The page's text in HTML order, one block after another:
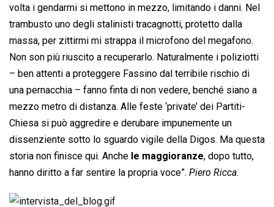
volta i gendarmi si mettono in mezzo, limitando i danni. Nel
trambusto uno degli stalinisti tracagnotti, protetto dalla
massa, per zittirmi mi strappa il microfono del megafono.
Non son più riuscito a recuperarlo. Naturalmente i poliziotti
– ben attenti a proteggere Fassino dal terribile rischio di
una pernacchia – fanno finta di non vedere, benché siano a
mezzo metro di distanza. Alle feste ‘private’ dei Partiti-
Chiesa si può aggredire e derubare impunemente un
dissenziente sotto lo sguardo vigile della Digos. Ma questa
storia non finisce qui. Anche le maggioranze, dopo tutto,
hanno diritto a far sentire la propria voce”. Piero Ricca.